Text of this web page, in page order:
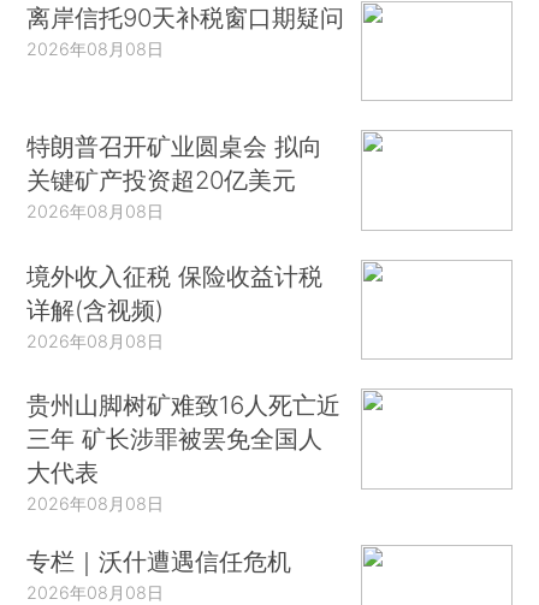
离岸信托90天补税窗口期疑问
2026年08月08日
特朗普召开矿业圆桌会 拟向
关键矿产投资超20亿美元
2026年08月08日
境外收入征税 保险收益计税
详解(含视频)
2026年08月08日
贵州山脚树矿难致16人死亡近
三年 矿长涉罪被罢免全国人
大代表
2026年08月08日
专栏｜沃什遭遇信任危机
2026年08月08日